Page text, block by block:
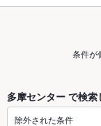
条件が
多摩センター で検
除外された条件